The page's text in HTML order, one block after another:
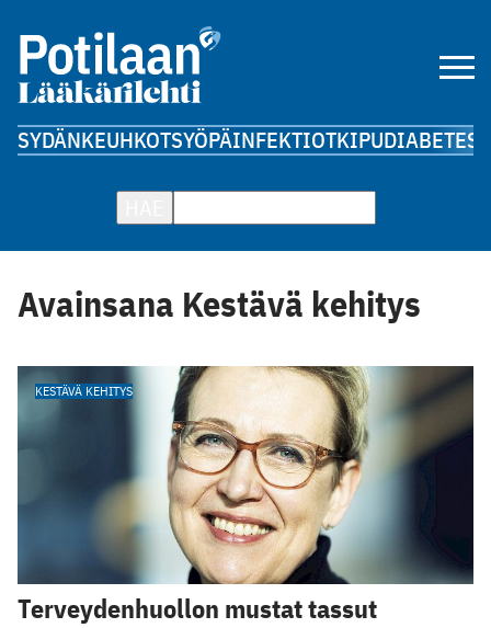
SYDÄNKEUHKOTSYÖPÄINFEKTIOTKIPUDIABETES
Avainsana Kestävä kehitys
KESTÄVÄ KEHITYS
Terveydenhuollon mustat tassut